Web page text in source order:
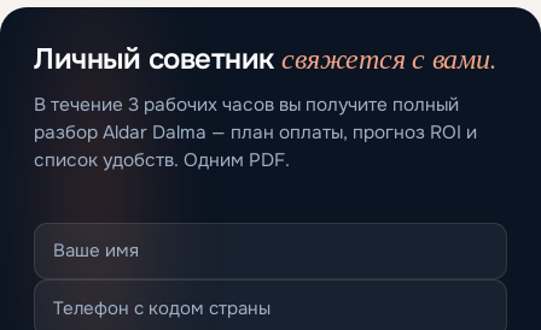
Личный советниксвяжется с вами.
В течение 3 рабочих часов вы получите полный
разбор Aldar Dalma — план оплаты, прогноз ROI и
список удобств. Одним PDF.